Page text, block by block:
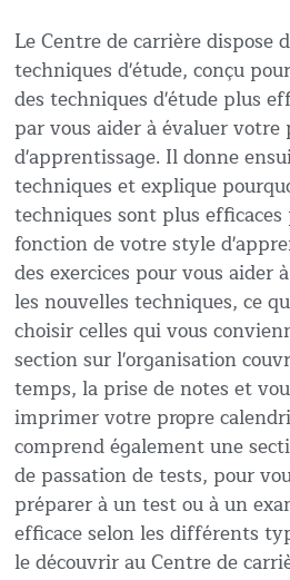
Le Centre de carrière dispose
techniques d'étude, conçu
des techniques d'étude plus
par vous aider à évaluer votre
d'apprentissage. Il donne
techniques et explique
techniques sont plus
fonction de votre style
des exercices pour vous
les nouvelles techniques, ce
choisir celles qui vous
section sur l'organisation
temps, la prise de notes et
imprimer votre propre
comprend également une
de passation de tests, pour
préparer à un test ou à un
efficace selon les différents
le découvrir au Centre de